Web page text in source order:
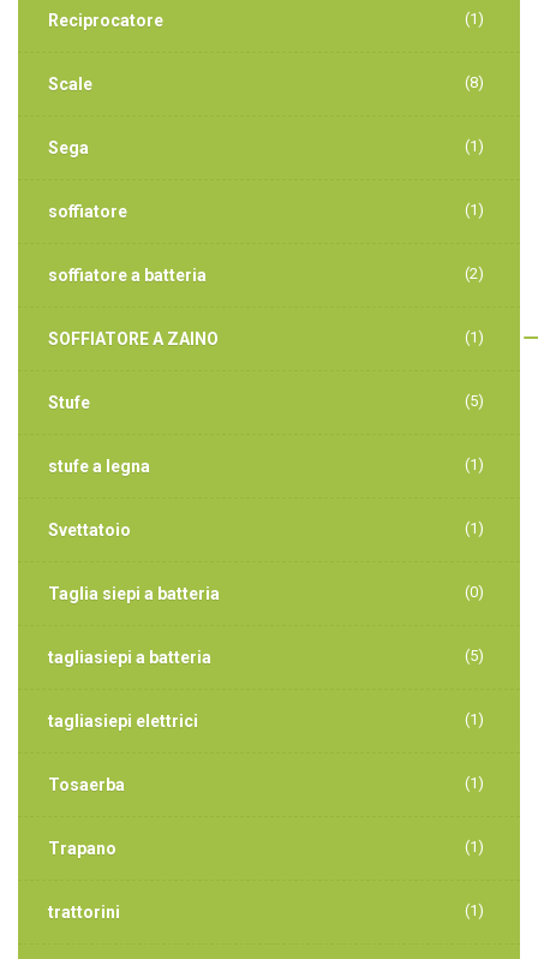
Reciprocatore (1)
Scale (8)
Sega (1)
soffiatore (1)
soffiatore a batteria (2)
SOFFIATORE A ZAINO (1)
Stufe (5)
stufe a legna (1)
Svettatoio (1)
Taglia siepi a batteria (0)
tagliasiepi a batteria (5)
tagliasiepi elettrici (1)
Tosaerba (1)
Trapano (1)
trattorini (1)